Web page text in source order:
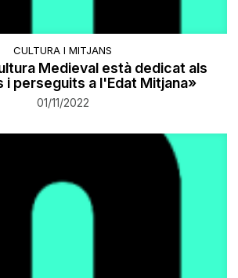
CULTURA I MITJANS
Medieval està dedicat als
i perseguits a l'Edat Mitjana»
01/11/2022